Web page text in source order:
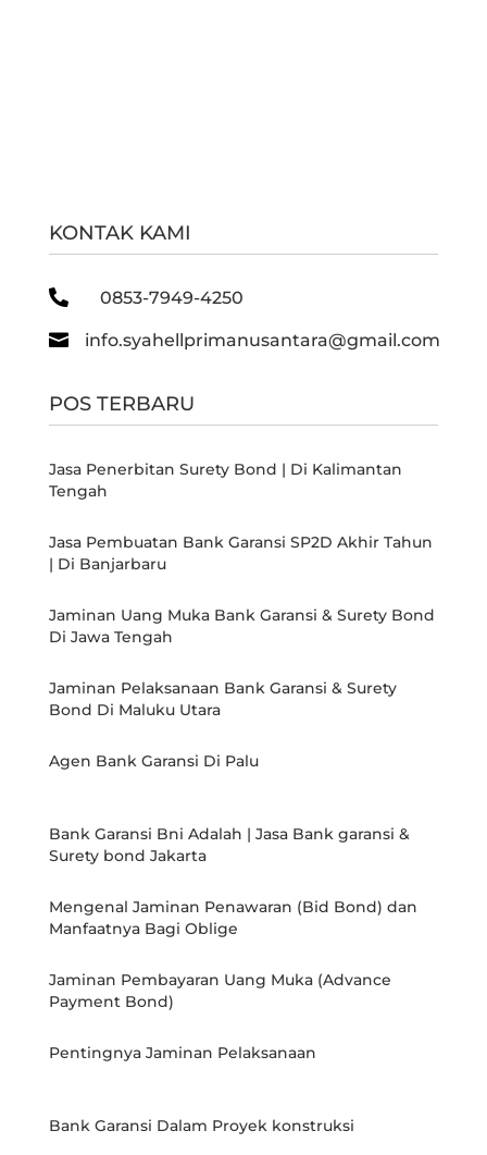
KONTAK KAMI
 0853-7949-4250
 info.syahellprimanusantara@gmail.com
POS TERBARU
Jasa Penerbitan Surety Bond | Di Kalimantan
Tengah
Jasa Pembuatan Bank Garansi SP2D Akhir Tahun
| Di Banjarbaru
Jaminan Uang Muka Bank Garansi & Surety Bond
Di Jawa Tengah
Jaminan Pelaksanaan Bank Garansi & Surety
Bond Di Maluku Utara
Agen Bank Garansi Di Palu
Bank Garansi Bni Adalah | Jasa Bank garansi &
Surety bond Jakarta
Mengenal Jaminan Penawaran (Bid Bond) dan
Manfaatnya Bagi Oblige
Jaminan Pembayaran Uang Muka (Advance
Payment Bond)
Pentingnya Jaminan Pelaksanaan
Bank Garansi Dalam Proyek konstruksi